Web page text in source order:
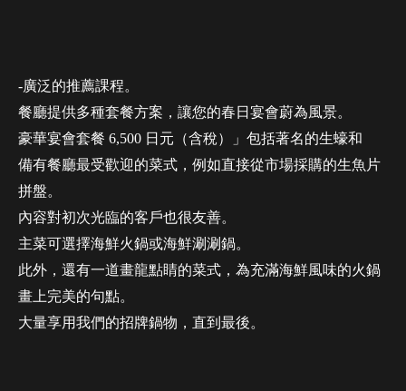
-廣泛的推薦課程。
餐廳提供多種套餐方案，讓您的春日宴會蔚為風景。
豪華宴會套餐 6,500 日元（含稅）」包括著名的生蠔和
備有餐廳最受歡迎的菜式，例如直接從市場採購的生魚片
拼盤。
內容對初次光臨的客戶也很友善。
主菜可選擇海鮮火鍋或海鮮涮涮鍋。
此外，還有一道畫龍點睛的菜式，為充滿海鮮風味的火鍋
畫上完美的句點。
大量享用我們的招牌鍋物，直到最後。